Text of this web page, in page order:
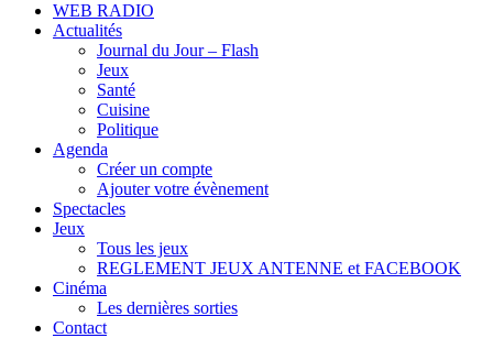
WEB RADIO
Actualités
Journal du Jour – Flash
Jeux
Santé
Cuisine
Politique
Agenda
Créer un compte
Ajouter votre évènement
Spectacles
Jeux
Tous les jeux
REGLEMENT JEUX ANTENNE et FACEBOOK
Cinéma
Les dernières sorties
Contact